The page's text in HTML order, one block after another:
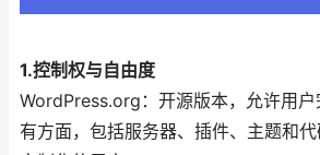
1.控制权与自由度
WordPress.org：开源版本，允许用
有方面，包括服务器、插件、主题和